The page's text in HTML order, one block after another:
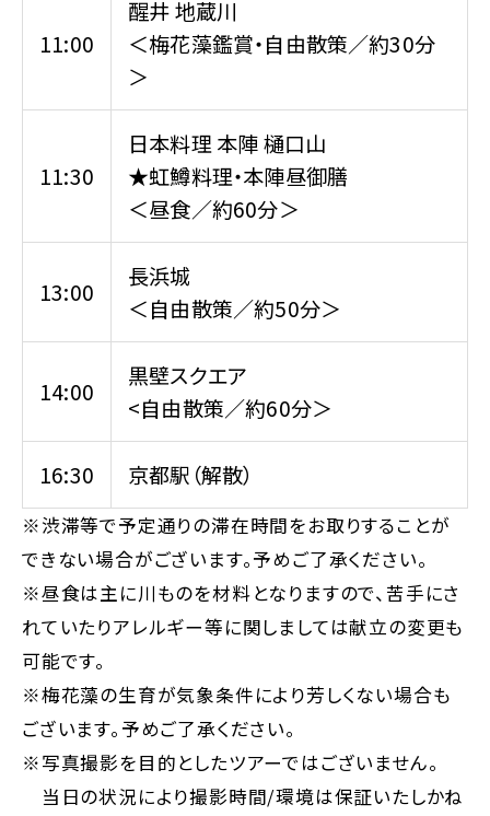
11:00
醒井 地蔵川
＜梅花藻鑑賞・自由散策／約30分
＞
11:30
日本料理 本陣 樋口山
★虹鱒料理・本陣昼御膳
＜昼食／約60分＞
13:00
長浜城
＜自由散策／約50分＞
14:00
黒壁スクエア
<自由散策／約60分＞
16:30 京都駅（解散）
※渋滞等で予定通りの滞在時間をお取りすることが
できない場合がございます。予めご了承ください。
※昼食は主に川ものを材料となりますので、苦手にさ
れていたりアレルギー等に関しましては献立の変更も
可能です。
※梅花藻の生育が気象条件により芳しくない場合も
ございます。予めご了承ください。
※写真撮影を目的としたツアーではございません。
当日の状況により撮影時間/環境は保証いたしかね